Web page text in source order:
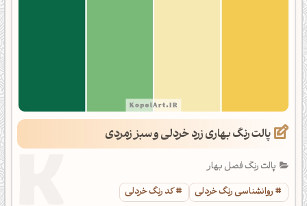
پالت رنگ بهاری زرد خردلی و سبز زمردی
پالت رنگ فصل بهار
روانشناسی رنگ خردلی
کد رنگ خردلی